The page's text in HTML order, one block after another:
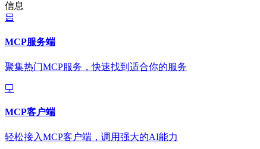
信息
MCP服务端
聚集热门MCP服务，快速找到适合你的服务
MCP客户端
轻松接入MCP客户端，调用强大的AI能力